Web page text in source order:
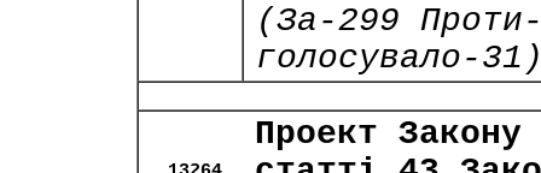
(За-299
голосувало-
Проект